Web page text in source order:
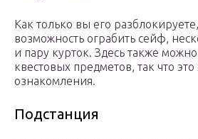
Как только вы его
возможность ограбить сейф,
и пару курток. Здесь также
квестовых предметов, так что
ознакомления.
Подстанция